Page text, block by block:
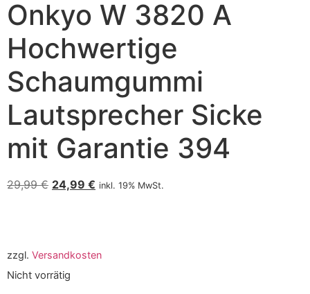
Onkyo W 3820 A
Hochwertige
Schaumgummi
Lautsprecher Sicke
mit Garantie 394
29,99€ 24,99 € inkl. 19% MwSt.
zzgl. Versandkosten
Nicht vorrätig